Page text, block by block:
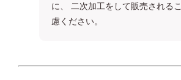
に、 二次加工をして販売される
慮ください。